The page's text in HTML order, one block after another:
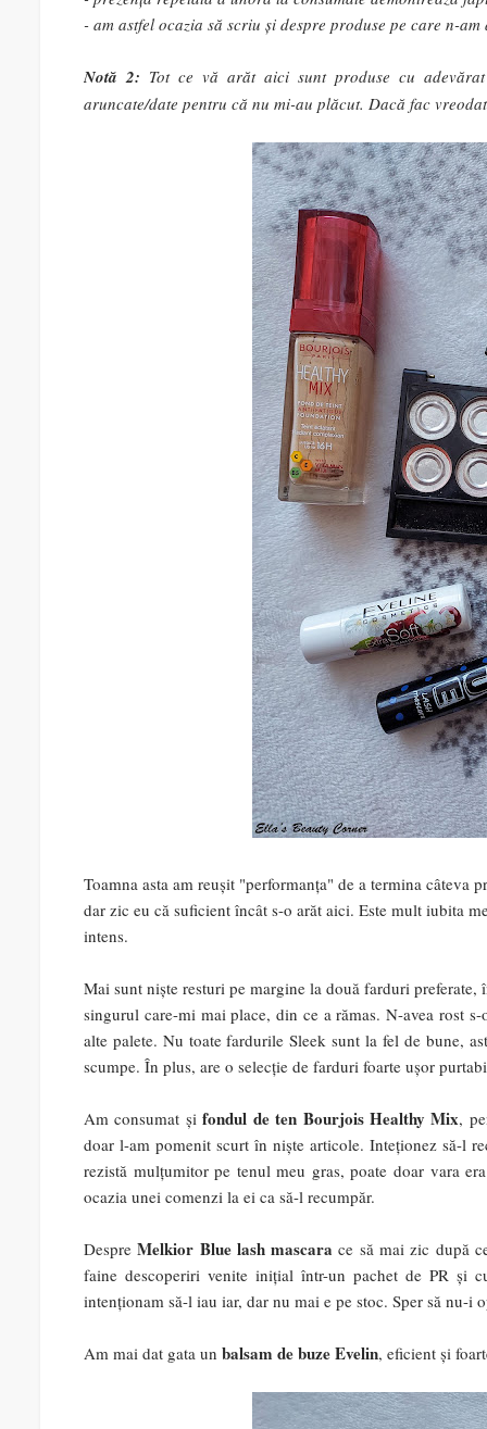
- am astfel ocazia să scriu și despre produse pe care n-
Notă 2: Tot ce vă arăt aici sunt produse cu
aruncate/date pentru că nu mi-au plăcut. Dacă fac
Toamna asta am reușit "performanța" de a termina
dar zic eu că suficient încât s-o arăt aici. Este mult iubita
intens.
Mai sunt niște resturi pe margine la două farduri
singurul care-mi mai place, din ce a rămas. N-avea rost
alte palete. Nu toate fardurile Sleek sunt la fel de bune,
scumpe. În plus, are o selecție de farduri foarte ușor
Am consumat șifondul de ten Bourjois Healthy Mix,
doar l-am pomenit scurt în niște articole. Inteționez să-l
rezistă mulțumitor pe tenul meu gras, poate doar vara
ocazia unei comenzi la ei ca să-l recumpăr.
DespreMelkior Blue lash mascara ce să mai zic după
faine descoperiri venite inițial într-un pachet de PR
intenționam să-l iau iar, dar nu mai e pe stoc. Sper să nu-i
Am mai dat gata un balsam de buze Evelin, eficient și